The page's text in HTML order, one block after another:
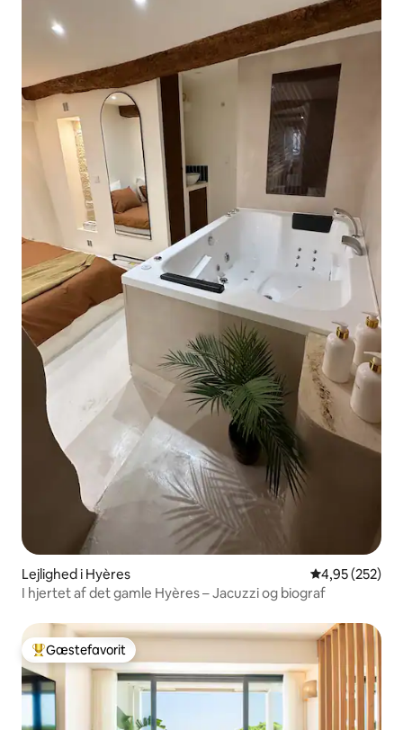
Lejlighed i Hyères 4,95 ud af 5 i
4,95 (252)
I hjertet af det gamle Hyères – Jacuzzi og biograf
Bedste gæstefavorit
Gæstefavorit